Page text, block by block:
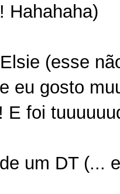
Hahahaha)
(esse
eu gosto
E foi
um DT (...